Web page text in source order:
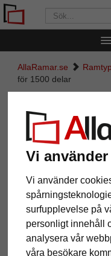
Vi
Vi använder
surfupplevelse på
personligt innehåll
analysera vår
våra besökare
AllaRamar.se Ramtyp
för 1500 delar
Plast-
Tillbaka